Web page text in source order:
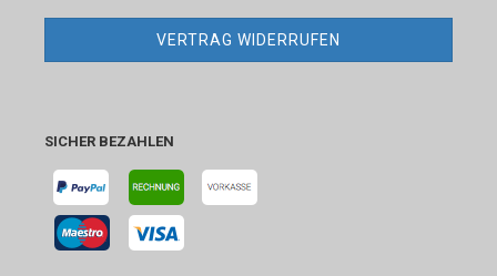
VERTRAG WIDERRUFEN
SICHER BEZAHLEN